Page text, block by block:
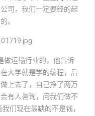
司，我们一定要经的起
。
运输行业的，他告诉
大学就是学的编程，后
上去了，自己挣了两万
有人咨询，问我们做不
们现在最缺的不是钱，